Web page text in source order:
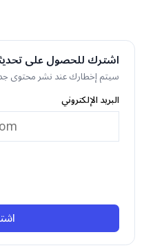
اشترك للحصول على
سيتم إخطارك عند نشر محتوى
البريد الإلكتروني